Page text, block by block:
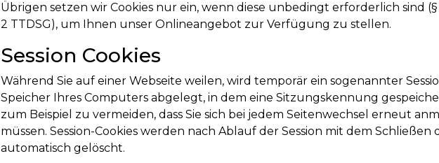
Übrigen setzen wir Cookies nur ein, wenn diese unbedingt erforderlich sind (§
2 TTDSG), um Ihnen unser Onlineangebot zur Verfügung zu stellen.
Session Cookies
Während Sie auf einer Webseite weilen, wird temporär ein sogenannter
Speicher Ihres Computers abgelegt, in dem eine Sitzungskennung
zum Beispiel zu vermeiden, dass Sie sich bei jedem Seitenwechsel erneut
müssen. Session-Cookies werden nach Ablauf der Session mit dem Schließen
automatisch gelöscht.